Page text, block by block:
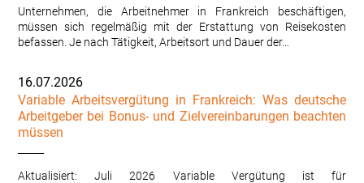
Unternehmen, die Arbeitnehmer in Frankreich beschäftigen,
müssen sich regelmäßig mit der Erstattung von Reisekosten
befassen. Je nach Tätigkeit, Arbeitsort und Dauer der…
16.07.2026
Variable Arbeitsvergütung in Frankreich: Was deutsche
Arbeitgeber bei Bonus- und Zielvereinbarungen beachten
müssen
Aktualisiert: Juli 2026 Variable Vergütung ist für